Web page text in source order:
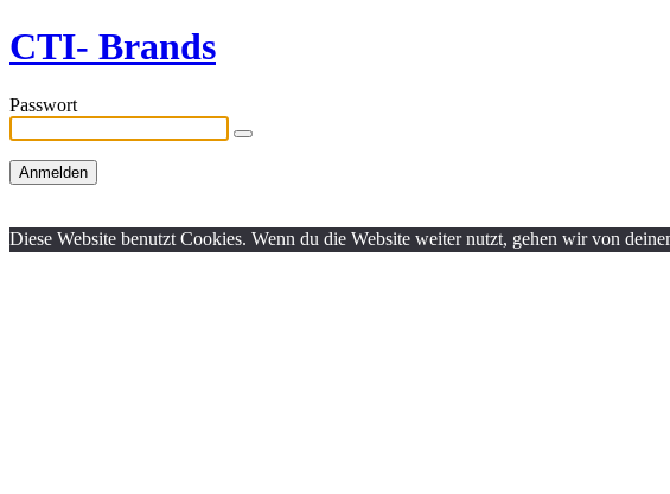
CTI- Brands
Passwort
Diese Website benutzt Cookies. Wenn du die Website weiter nutzt, gehen wir von